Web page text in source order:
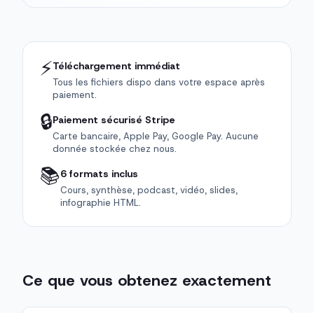
⚡Téléchargement immédiat
Tous les fichiers dispo dans votre espace après
paiement.
🔒Paiement sécurisé Stripe
Carte bancaire, Apple Pay, Google Pay. Aucune
donnée stockée chez nous.
📚6 formats inclus
Cours, synthèse, podcast, vidéo, slides,
infographie HTML.
Ce que vous obtenez exactement